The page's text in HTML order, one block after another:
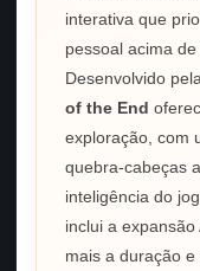
interativa que
pessoal acima
Desenvolvido
of the End
exploração, com
quebra-cabeças
inteligência do
inclui a
mais a duração